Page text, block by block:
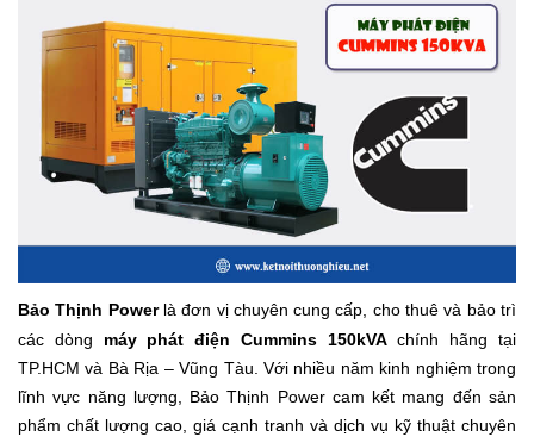
Bảo Thịnh Powerlà đơn vị chuyên cung cấp, cho thuê và bảo trì
các dòng máy phát điện Cummins 150kVAchính hãng tại
TP.HCM và Bà Rịa – Vũng Tàu. Với nhiều năm kinh nghiệm trong
lĩnh vực năng lượng, Bảo Thịnh Power cam kết mang đến sản
phẩm chất lượng cao, giá cạnh tranh và dịch vụ kỹ thuật chuyên